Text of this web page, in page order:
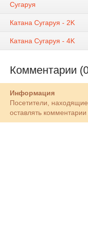
Сугаруя
Катана Сугаруя - 2K
Катана Сугаруя - 4K
Комментарии
Информация
Посетители,
оставлять